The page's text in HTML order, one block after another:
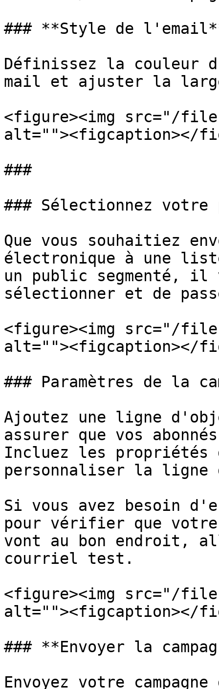
### **Style de
Définissez la couleur
mail et ajuster la
<figure><img src="/files/
alt=""><figcaption></
###
### Sélectionnez votre
Que vous souhaitiez
électronique à une
un public segmenté,
sélectionner et de
<figure><img src="/
alt=""><figcaption></
### Paramètres de la
Ajoutez une ligne
assurer que vos
Incluez les propriétés
personnaliser la ligne
Si vous avez besoin
pour vérifier que
vont au bon endroit,
courriel test.
<figure><img src="/files/
alt=""><figcaption></
### **Envoyer la
Envoyez votre